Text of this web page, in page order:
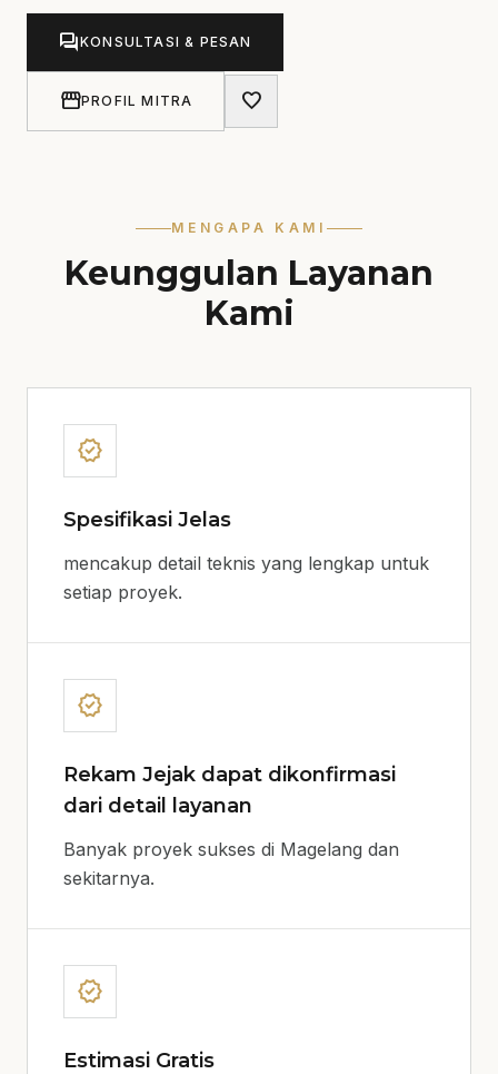
forumKONSULTASI & PESAN
storefrontPROFIL MITRA favorite
MENGAPA KAMI
Keunggulan Layanan
Kami
verified
Spesifikasi Jelas
mencakup detail teknis yang lengkap untuk
setiap proyek.
verified
Rekam Jejak dapat dikonfirmasi
dari detail layanan
Banyak proyek sukses di Magelang dan
sekitarnya.
verified
Estimasi Gratis